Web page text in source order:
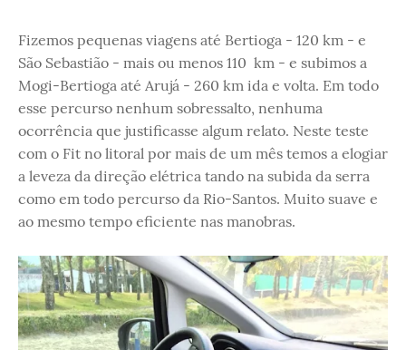
Fizemos pequenas viagens até Bertioga - 120 km - e
São Sebastião - mais ou menos 110 km - e subimos a
Mogi-Bertioga até Arujá - 260 km ida e volta. Em todo
esse percurso nenhum sobressalto, nenhuma
ocorrência que justificasse algum relato. Neste teste
com o Fit no litoral por mais de um mês temos a elogiar
a leveza da direção elétrica tando na subida da serra
como em todo percurso da Rio-Santos. Muito suave e
ao mesmo tempo eficiente nas manobras.